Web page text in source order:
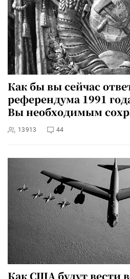
Как бы вы сейчас
референдума 1991
Вы необходимым
13913 44
Как США будут вести